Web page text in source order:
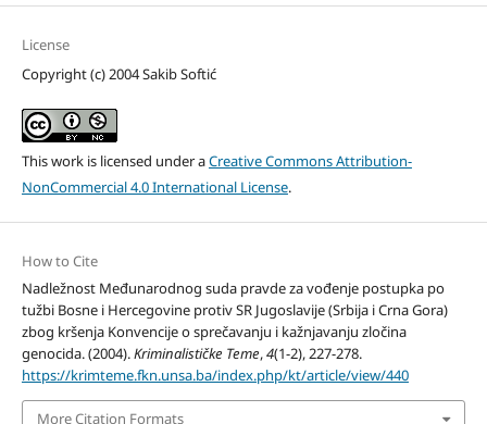
License
Copyright (c) 2004 Sakib Softić
This work is licensed under aCreative Commons Attribution-
NonCommercial 4.0 International License.
How to Cite
Nadležnost Međunarodnog suda pravde za vođenje postupka po
tužbi Bosne i Hercegovine protiv SR Jugoslavije (Srbija i Crna Gora)
zbog kršenja Konvencije o sprečavanju i kažnjavanju zločina
genocida. (2004).Kriminalističke Teme,4(1-2), 227-278.
https://krimteme.fkn.unsa.ba/index.php/kt/article/view/440
More Citation Formats